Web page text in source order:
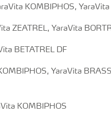
KOMBIPHOS,
ZEATREL, YaraVita
BETATREL DF
YaraVita
KOMBIPHOS